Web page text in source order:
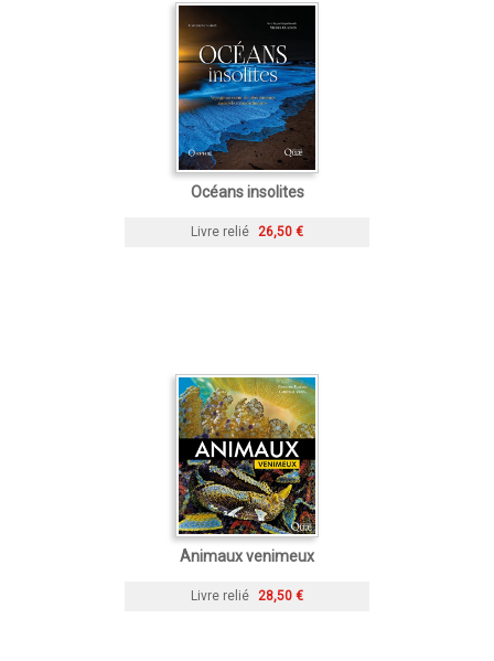
Océans insolites
Livre relié 26,50 €
Animaux venimeux
Livre relié 28,50 €